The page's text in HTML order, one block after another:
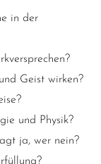
in der
Geist wirken?
und Physik?
ja, wer nein?